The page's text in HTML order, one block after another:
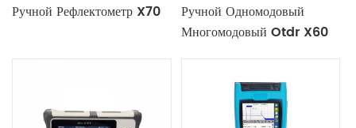
Ручной Рефлектометр X70
Ручной Одномодовый
Многомодовый Otdr X60